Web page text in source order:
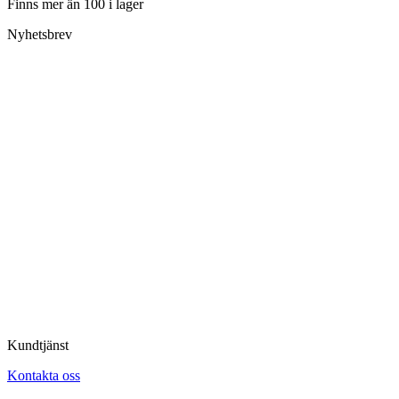
Finns mer än 100 i lager
Nyhetsbrev
Kundtjänst
Kontakta oss